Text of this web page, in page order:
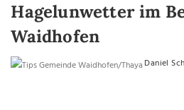
Hagelunwetter im
Waidhofen
Daniel